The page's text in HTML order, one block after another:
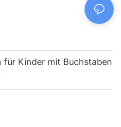
für Kinder mit Buchstaben